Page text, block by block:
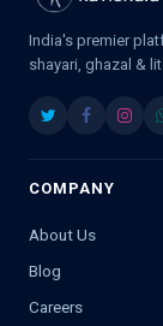
India's premier
shayari, ghazal &
COMPANY
About Us
Blog
Careers